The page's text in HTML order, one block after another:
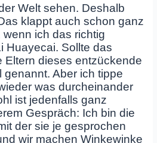
Welt sehen. Deshalb
klappt auch schon ganz
wenn ich das richtig
Huayecai. Sollte das
Eltern dieses entzückende
Aber ich tippe
was durcheinander
ist jedenfalls ganz
Gespräch: Ich bin die
der sie je gesprochen
wir machen Winkewinke